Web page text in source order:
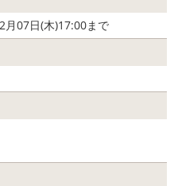
月07日(木)17:00まで